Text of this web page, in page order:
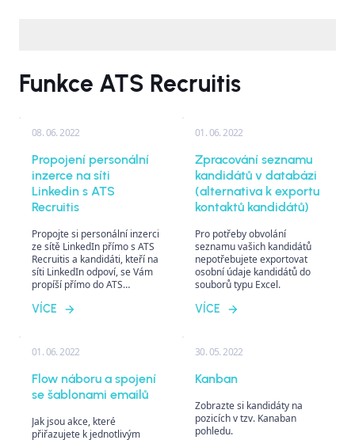
Funkce ATS Recruitis
08. 06. 2022
Propojení personální
inzerce na síti
Linkedin s ATS
Recruitis
Propojte si personální inzerci
ze sítě LinkedIn přímo s ATS
Recruitis a kandidáti, kteří na
síti LinkedIn odpoví, se Vám
propíší přímo do ATS
VÍCE
01. 06. 2022
Zpracování seznamu
kandidátů v databázi
(alternativa k exportu
kontaktů kandidátů)
Pro potřeby obvolání
seznamu vašich kandidátů
nepotřebujete exportovat
osobní údaje kandidátů do
souborů typu Excel.
VÍCE
01. 06. 2022
Flow náboru a spojení
se šablonami emailů
Jak jsou akce, které
přiřazujete k jednotlivým
30. 05. 2022
Kanban
Zobrazte si kandidáty na
pozicích v tzv. Kanaban
pohledu.